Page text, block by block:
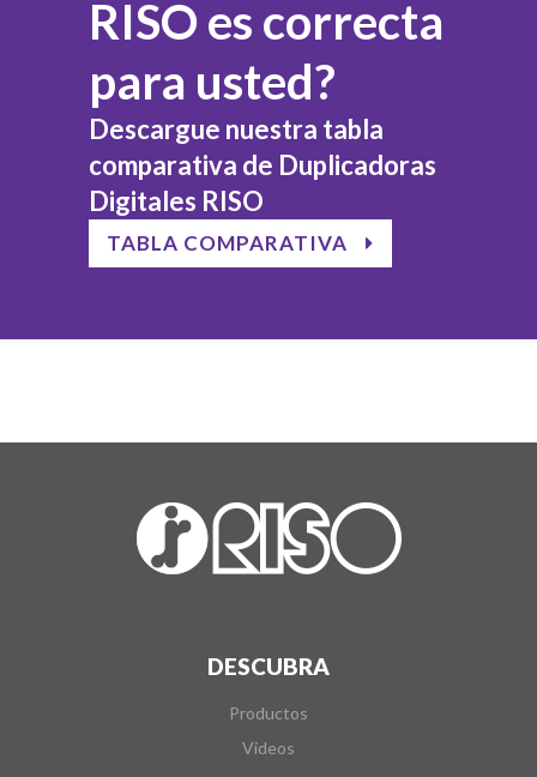
RISO es correcta
para usted?
Descargue nuestra tabla
comparativa de Duplicadoras
Digitales RISO
TABLA COMPARATIVA
DESCUBRA
Productos
Videos